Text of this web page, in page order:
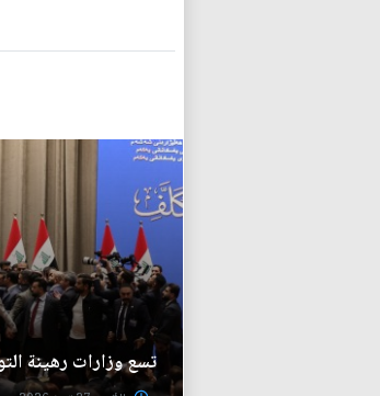
تسع وزارات رهينة